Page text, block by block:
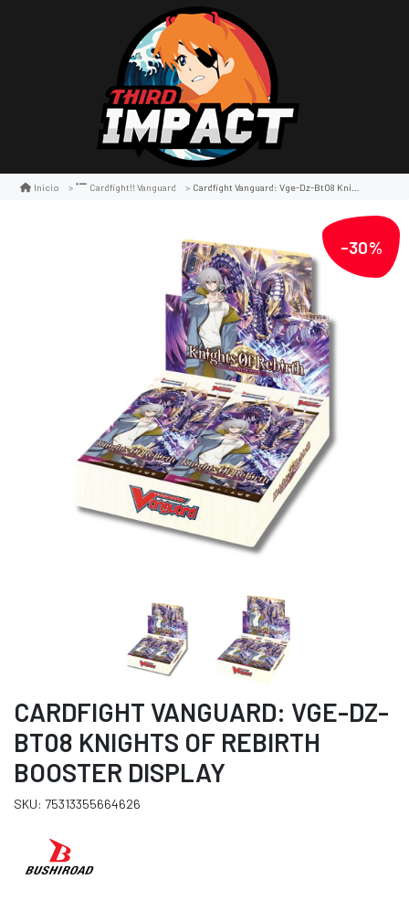
Inicio Cardfight!! Vanguard Cardfight Vanguard: Vge-Dz-Bt08 Knights Of Rebirth Booster Display
-30%
CARDFIGHT VANGUARD: VGE-DZ-
BT08 KNIGHTS OF REBIRTH
BOOSTER DISPLAY
SKU: 75313355664626